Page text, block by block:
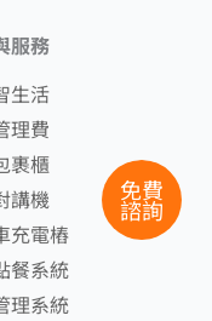
免費
諮詢
服務
生活
理費
裹櫃
講機
充電樁
餐系統
理系統